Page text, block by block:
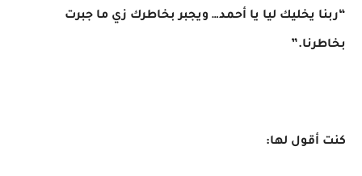
“ربنا يخليك ليا يا أحمد… ويجبر بخاطرك زي ما جبرت
بخاطرنا.”
كنت أقول لها: